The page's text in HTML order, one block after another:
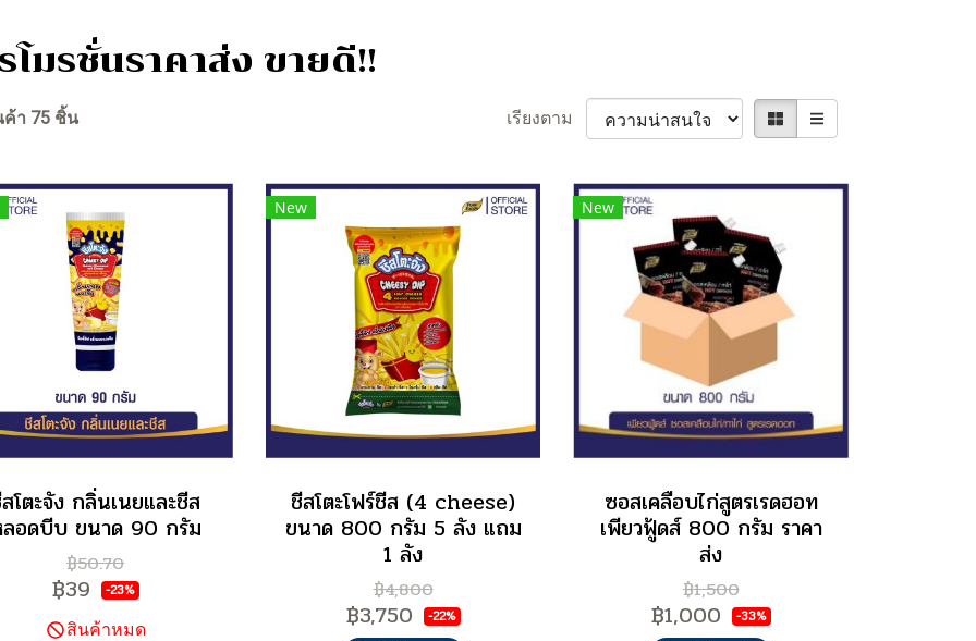
โมรชั่นราคาส่ง ขายดี!!
า 75 ชิ้น เรียงตาม
โตะจัง กลิ่นเนยและชีส
อดบีบ ขนาด 90 กรัม
฿50.70
฿39 -23%
สินค้าหมด
New
ชีสโตะโฟร์ชีส (4 cheese)
ขนาด 800 กรัม 5 ลัง แถม
1 ลัง
฿4,800
฿3,750 -22%
New
ซอสเคลือบไก่สูตรเรดฮอท
เพียวฟู้ดส์ 800 กรัม ราคา
ส่ง
฿1,500
฿1,000 -33%